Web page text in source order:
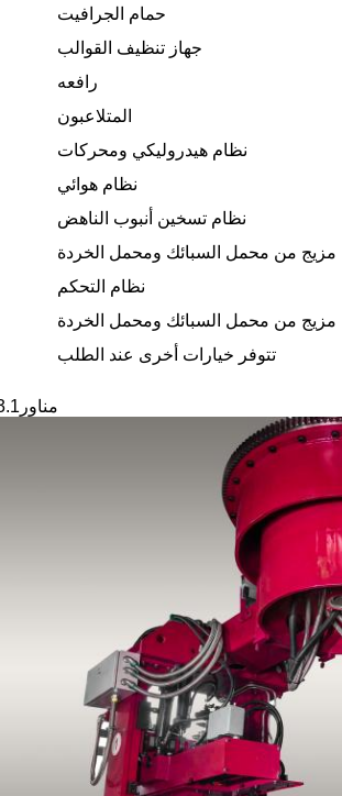
حمام الجرافيت
جهاز تنظيف القوالب
رافعه
المتلاعبون
نظام هيدروليكي ومحركات
نظام هوائي
نظام تسخين أنبوب الناهض
مزيج من محمل السبائك ومحمل الخردة
نظام التحكم
مزيج من محمل السبائك ومحمل الخردة
تتوفر خيارات أخرى عند الطلب
مناور